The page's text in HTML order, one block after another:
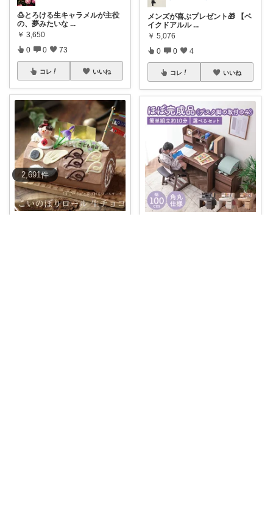
2,691件
🍮とろける生キャラメルが主役
の、夢みたいな ...
￥ 3,650
0 0 73
コレ いいね
メンズが喜ぶプレゼント🎁 【ベ
イクドアルル ...
￥ 5,076
0 0 4
コレ いいね